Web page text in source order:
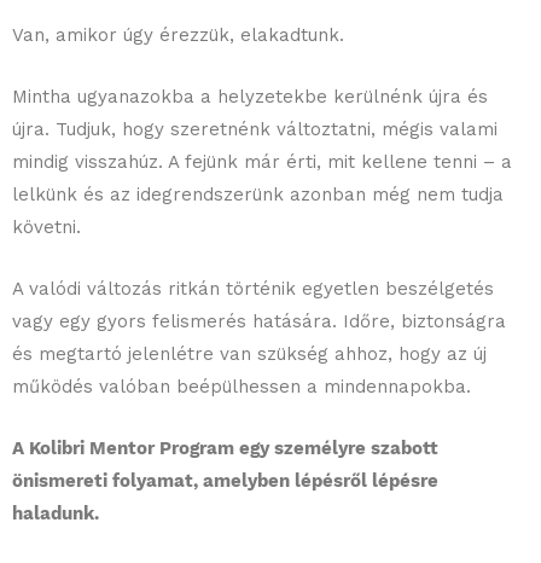
Van, amikor úgy érezzük, elakadtunk.
Mintha ugyanazokba a helyzetekbe kerülnénk újra és
újra. Tudjuk, hogy szeretnénk változtatni, mégis valami
mindig visszahúz. A fejünk már érti, mit kellene tenni – a
lelkünk és az idegrendszerünk azonban még nem tudja
követni.
A valódi változás ritkán történik egyetlen beszélgetés
vagy egy gyors felismerés hatására. Időre, biztonságra
és megtartó jelenlétre van szükség ahhoz, hogy az új
működés valóban beépülhessen a mindennapokba.
A Kolibri Mentor Program egy személyre szabott
önismereti folyamat, amelyben lépésről lépésre
haladunk.